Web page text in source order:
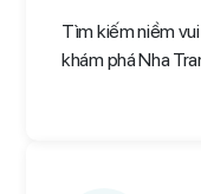
Tìm kiếm niềm
khám phá Nha